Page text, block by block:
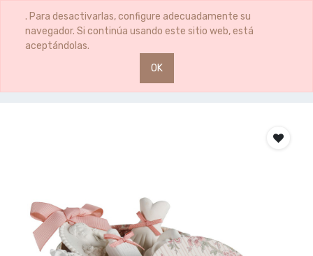
. Para desactivarlas, configure adecuadamente su
navegador. Si continúa usando este sitio web, está
aceptándolas.
OK
0 0
CAJA 5 DECOS PERF.ELIXIR ROSA